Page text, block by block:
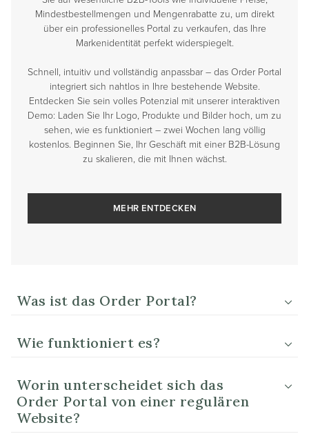
Mindestbestellmengen und Mengenrabatte zu, um direkt
über ein professionelles Portal zu verkaufen, das Ihre
Markenidentität perfekt widerspiegelt.
Schnell, intuitiv und vollständig anpassbar – das Order Portal
integriert sich nahtlos in Ihre bestehende Website.
Entdecken Sie sein volles Potenzial mit unserer interaktiven
Demo: Laden Sie Ihr Logo, Produkte und Bilder hoch, um zu
sehen, wie es funktioniert – zwei Wochen lang völlig
kostenlos. Beginnen Sie, Ihr Geschäft mit einer B2B-Lösung
zu skalieren, die mit Ihnen wächst.
MEHR ENTDECKEN
Was ist das Order Portal?
Wie funktioniert es?
Worin unterscheidet sich das
Order Portal von einer regulären
Website?